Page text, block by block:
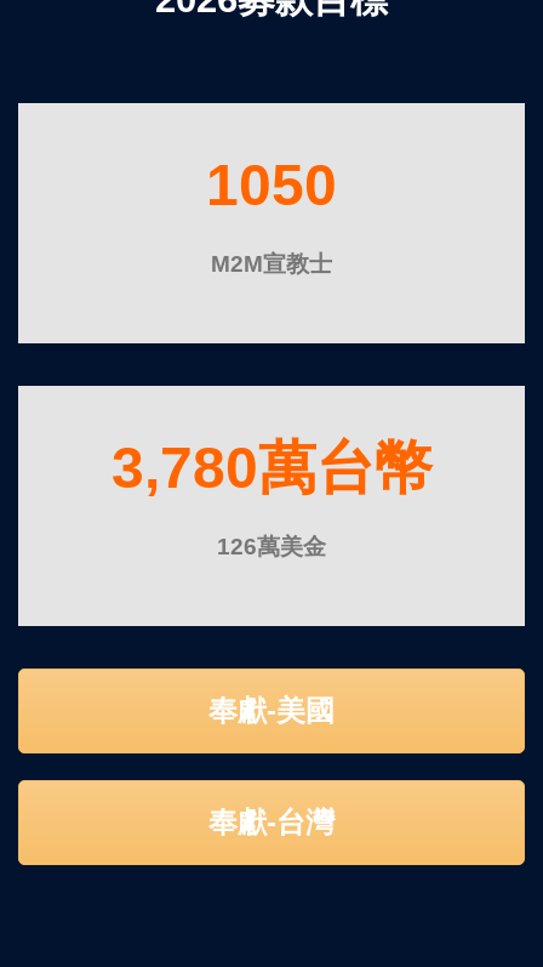
1050
M2M宣教士
3,780萬台幣
126萬美金
奉獻-美國
奉獻-台灣